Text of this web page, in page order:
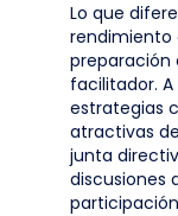
Lo que
rendimiento
preparación
facilitador.
estrategias
atractivas
junta
discusiones